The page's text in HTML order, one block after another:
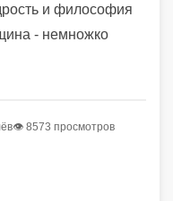
и философия
- немножко
👁 8573 просмотров